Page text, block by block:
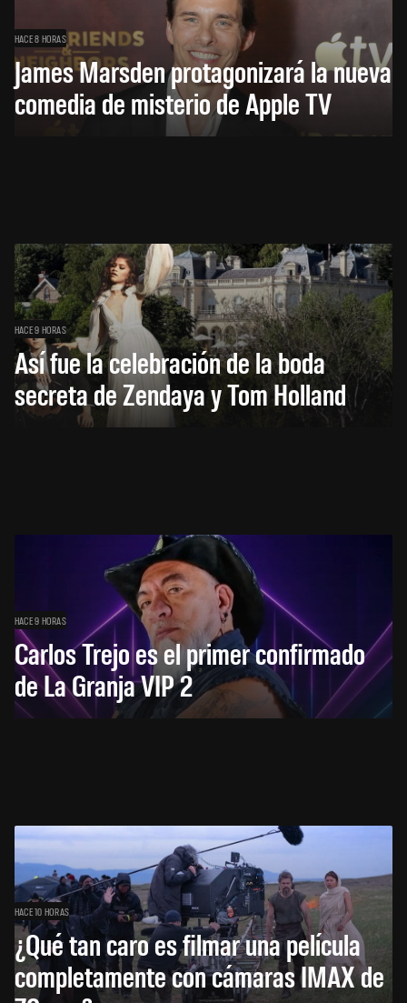
HACE 8 HORAS
James Marsden protagonizará la nueva
comedia de misterio de Apple TV
HACE 9 HORAS
Así fue la celebración de la boda
secreta de Zendaya y Tom Holland
HACE 9 HORAS
Carlos Trejo es el primer confirmado
de La Granja VIP 2
HACE 10 HORAS
¿Qué tan caro es filmar una película
completamente con cámaras IMAX de